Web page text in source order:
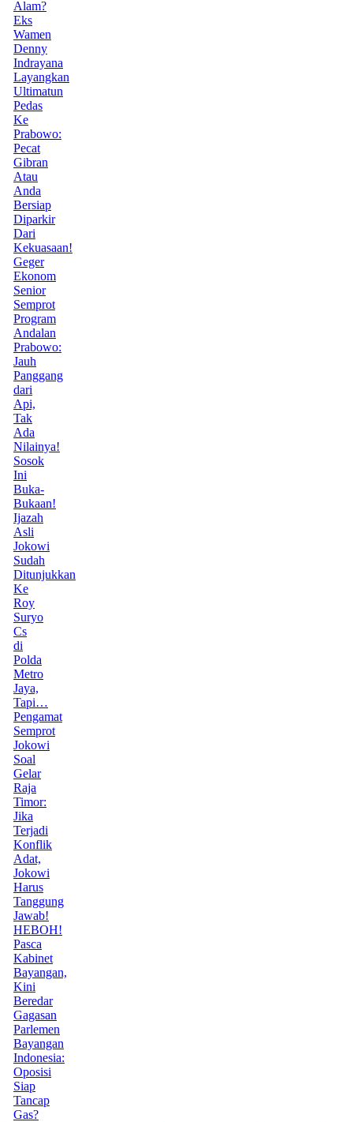
Alam?
Eks
Wamen
Denny
Indrayana
Layangkan
Ultimatun
Pedas
Ke
Prabowo:
Pecat
Gibran
Atau
Anda
Bersiap
Diparkir
Dari
Kekuasaan!
Geger
Ekonom
Senior
Semprot
Program
Andalan
Prabowo:
Jauh
Panggang
dari
Api,
Tak
Ada
Nilainya!
Sosok
Ini
Buka-
Bukaan!
Ijazah
Asli
Jokowi
Sudah
Ditunjukkan
Ke
Roy
Suryo
Cs
di
Polda
Metro
Jaya,
Tapi…
Pengamat
Semprot
Jokowi
Soal
Gelar
Raja
Timor:
Jika
Terjadi
Konflik
Adat,
Jokowi
Harus
Tanggung
Jawab!
HEBOH!
Pasca
Kabinet
Bayangan,
Kini
Beredar
Gagasan
Parlemen
Bayangan
Indonesia:
Oposisi
Siap
Tancap
Gas?